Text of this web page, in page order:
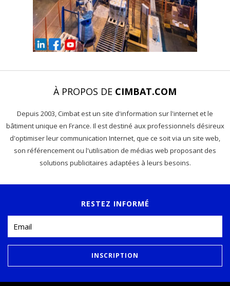
À PROPOS DE CIMBAT.COM
Depuis 2003, Cimbat est un site d'information sur l'internet et le
bâtiment unique en France. Il est destiné aux professionnels désireux
d'optimiser leur communication Internet, que ce soit via un site web,
son référencement ou l'utilisation de médias web proposant des
solutions publicitaires adaptées à leurs besoins.
RESTEZ INFORMÉ